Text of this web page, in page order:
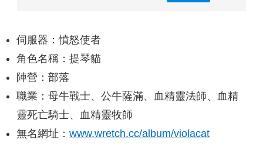
伺服器：憤怒使者
角色名稱：提琴貓
陣營：部落
職業：母牛戰士、公牛薩滿、血精靈法師、血精
靈死亡騎士、血精靈牧師
無名網址： www.wretch.cc/album/violacat